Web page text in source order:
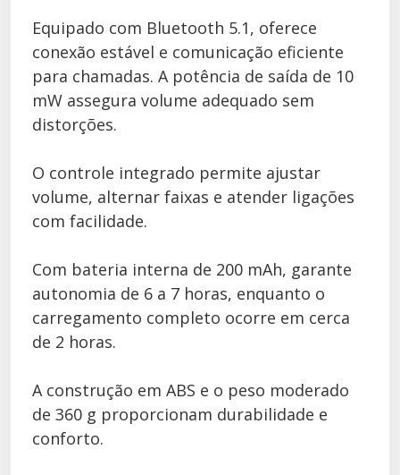
Equipado com Bluetooth 5.1, oferece
conexão estável e comunicação eficiente
para chamadas. A potência de saída de 10
mW assegura volume adequado sem
distorções.
O controle integrado permite ajustar
volume, alternar faixas e atender ligações
com facilidade.
Com bateria interna de 200 mAh, garante
autonomia de 6 a 7 horas, enquanto o
carregamento completo ocorre em cerca
de 2 horas.
A construção em ABS e o peso moderado
de 360 g proporcionam durabilidade e
conforto.